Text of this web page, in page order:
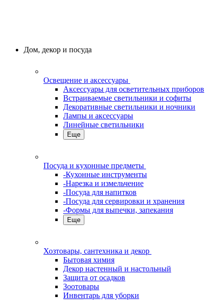
Дом, декор и посуда
Освещение и аксессуары
Аксессуары для осветительных приборов
Встраиваемые светильники и софиты
Декоративные светильники и ночники
Лампы и аксессуары
Линейные светильники
Еще
Посуда и кухонные предметы
-Кухонные инструменты
-Нарезка и измельчение
-Посуда для напитков
-Посуда для сервировки и хранения
-Формы для выпечки, запекания
Еще
Хозтовары, сантехника и декор
Бытовая химия
Декор настенный и настольный
Защита от осадков
Зоотовары
Инвентарь для уборки